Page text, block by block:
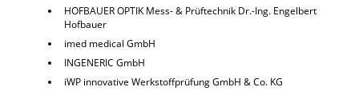
HOFBAUER OPTIK Mess- & Prüftechnik Dr.-Ing. Engelbert
Hofbauer
imed medical GmbH
INGENERIC GmbH
iWP innovative Werkstoffprüfung GmbH & Co. KG